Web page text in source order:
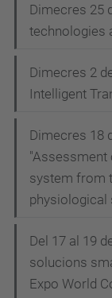
Dimecres 25
technologies
Dimecres 2
Intelligent
Dimecres 18
"Assessment
system from
physiological
Del 17 al 19
solucions
Expo World